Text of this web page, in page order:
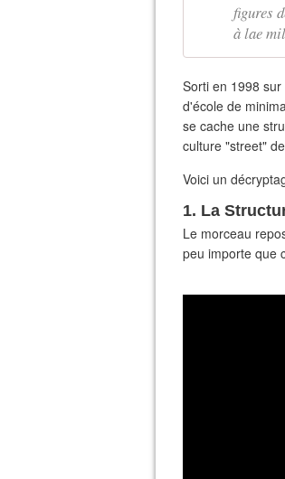
figures
à lae
Sorti en 1998
d'école de
se cache une
culture "street"
​Voici un
​1. La
​Le morceau
peu importe que